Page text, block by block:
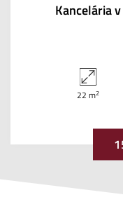
Kancelária
22 m2